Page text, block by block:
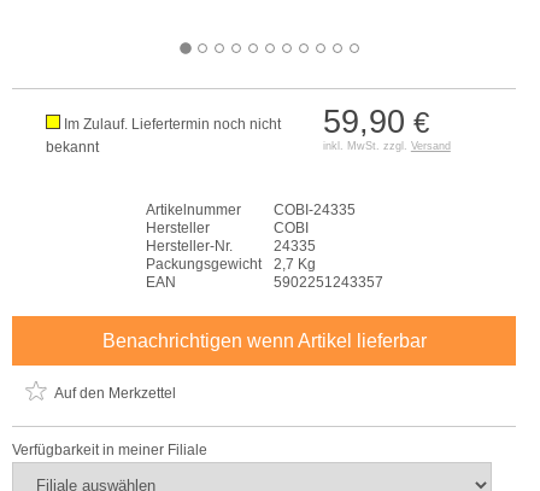
59,90 €
inkl. MwSt. zzgl. Versand
Im Zulauf. Liefertermin noch nicht
bekannt
Artikelnummer
COBI-24335
Hersteller
COBI
Hersteller-Nr.
24335
Packungsgewicht
2,7 Kg
EAN
5902251243357
Benachrichtigen wenn Artikel lieferbar
Auf den Merkzettel
Verfügbarkeit in meiner Filiale